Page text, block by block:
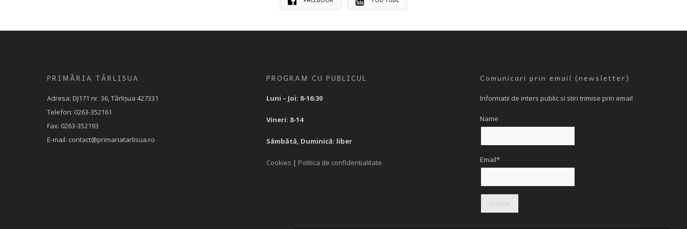
PRIMĂRIA TÂRLISUA
Adresa: DJ171 nr. 36, Târlișua 427331
Telefon: 0263-352161
Fax: 0263-352193
E-mail: contact@primariatarlisua.ro
PROGRAM CU PUBLICUL
Luni – Joi: 8-16:30
Vineri: 8-14
Sâmbătă, Duminică: liber
Cookies | Politica de confidentialitate
Comunicari prin email (newsletter)
Informatii de inters public si stiri trimise prin email
Name
Email*